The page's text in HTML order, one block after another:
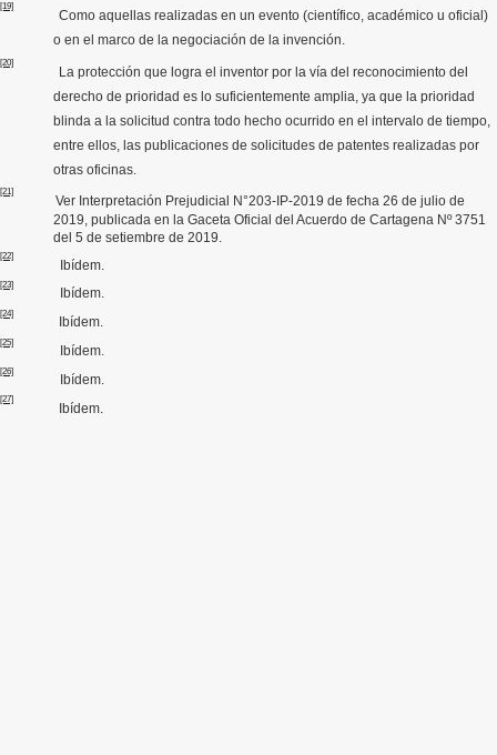
[19]
Como aquellas realizadas en un evento (científico, académico u oficial)
o en el marco de la negociación de la invención.
[20]
L a protección que logra el inventor por la vía del reconocimiento del
derecho de prioridad es lo suficientemente amplia, ya que la prioridad
blinda a la solicitud contra todo hecho ocurrido en el intervalo de tiempo,
entre ellos, las publicaciones de solicitudes de patentes realizadas por
otras oficinas.
[21]
Ver Interpretación Prejudicial N°203-IP-2019 de fecha 26 de julio de
2019, publicada en la Gaceta Oficial del Acuerdo de Cartagena Nº 3751
del 5 de setiembre de 2019.
[22]
Ibídem.
[23]
Ibídem.
[24]
Ibídem.
[25]
Ibídem.
[26]
Ibídem.
[27]
Ibídem.